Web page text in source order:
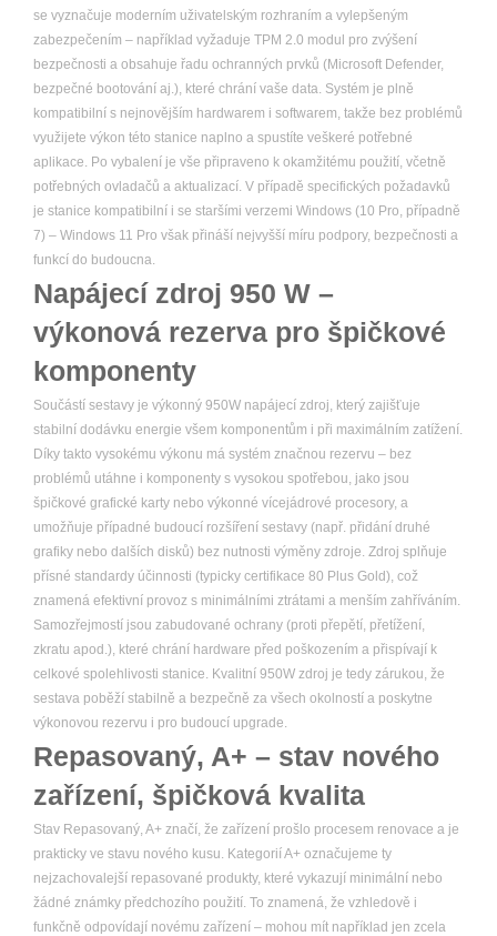
se vyznačuje moderním uživatelským rozhraním a vylepšeným
zabezpečením – například vyžaduje TPM 2.0 modul pro zvýšení
bezpečnosti a obsahuje řadu ochranných prvků (Microsoft Defender,
bezpečné bootování aj.), které chrání vaše data. Systém je plně
kompatibilní s nejnovějším hardwarem i softwarem, takže bez problémů
využijete výkon této stanice naplno a spustíte veškeré potřebné
aplikace. Po vybalení je vše připraveno k okamžitému použití, včetně
potřebných ovladačů a aktualizací. V případě specifických požadavků
je stanice kompatibilní i se staršími verzemi Windows (10 Pro, případně
7) – Windows 11 Pro však přináší nejvyšší míru podpory, bezpečnosti a
funkcí do budoucna.
Napájecí zdroj 950 W –
výkonová rezerva pro špičkové
komponenty
Součástí sestavy je výkonný 950W napájecí zdroj, který zajišťuje
stabilní dodávku energie všem komponentům i při maximálním zatížení.
Díky takto vysokému výkonu má systém značnou rezervu – bez
problémů utáhne i komponenty s vysokou spotřebou, jako jsou
špičkové grafické karty nebo výkonné vícejádrové procesory, a
umožňuje případné budoucí rozšíření sestavy (např. přidání druhé
grafiky nebo dalších disků) bez nutnosti výměny zdroje. Zdroj splňuje
přísné standardy účinnosti (typicky certifikace 80 Plus Gold), což
znamená efektivní provoz s minimálními ztrátami a menším zahříváním.
Samozřejmostí jsou zabudované ochrany (proti přepětí, přetížení,
zkratu apod.), které chrání hardware před poškozením a přispívají k
celkové spolehlivosti stanice. Kvalitní 950W zdroj je tedy zárukou, že
sestava poběží stabilně a bezpečně za všech okolností a poskytne
výkonovou rezervu i pro budoucí upgrade.
Repasovaný, A+ – stav nového
zařízení, špičková kvalita
Stav Repasovaný, A+ značí, že zařízení prošlo procesem renovace a je
prakticky ve stavu nového kusu. Kategorií A+ označujeme ty
nejzachovalejší repasované produkty, které vykazují minimální nebo
žádné známky předchozího použití. To znamená, že vzhledově i
funkčně odpovídají novému zařízení – mohou mít například jen zcela